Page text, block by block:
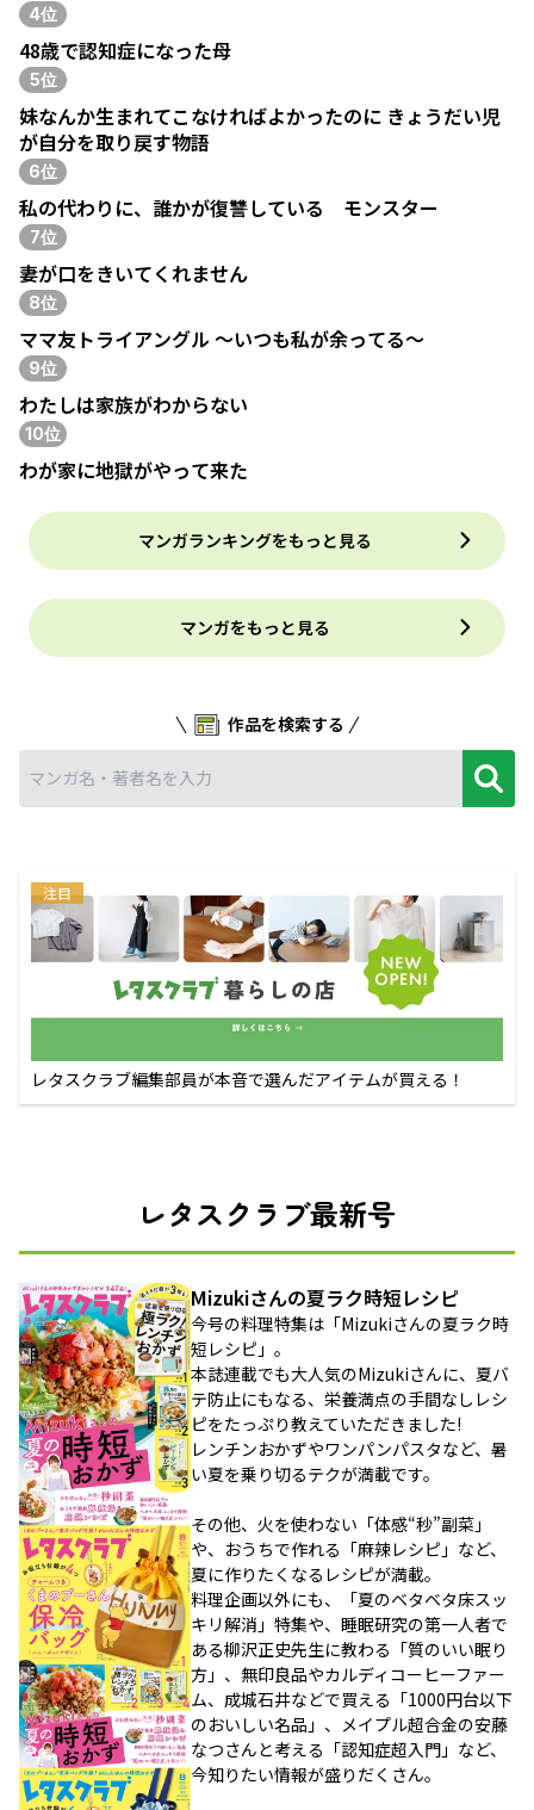
4位
48歳で認知症になった母
5位
妹なんか生まれてこなければよかったのに きょうだい児
が自分を取り戻す物語
6位
私の代わりに、誰かが復讐している モンスター
7位
妻が口をきいてくれません
8位
ママ友トライアングル ～いつも私が余ってる～
9位
わたしは家族がわからない
10位
わが家に地獄がやって来た
マンガランキングをもっと見る
マンガをもっと見る
作品を検索する
注目
レタスクラブ編集部員が本音で選んだアイテムが買える！
レタスクラブ最新号
Mizukiさんの夏ラク時短レシピ
今号の料理特集は「Mizukiさんの夏ラク時
短レシピ」。
本誌連載でも大人気のMizukiさんに、夏バ
テ防止にもなる、栄養満点の手間なしレシ
ピをたっぷり教えていただきました!
レンチンおかずやワンパンパスタなど、暑
い夏を乗り切るテクが満載です。
その他、火を使わない「体感“秒”副菜」
や、おうちで作れる「麻辣レシピ」など、
夏に作りたくなるレシピが満載。
料理企画以外にも、「夏のベタベタ床スッ
キリ解消」特集や、睡眠研究の第一人者で
ある柳沢正史先生に教わる「質のいい眠り
方」、無印良品やカルディコーヒーファー
ム、成城石井などで買える「1000円台以下
のおいしい名品」、メイプル超合金の安藤
なつさんと考える「認知症超入門」など、
今知りたい情報が盛りだくさん。